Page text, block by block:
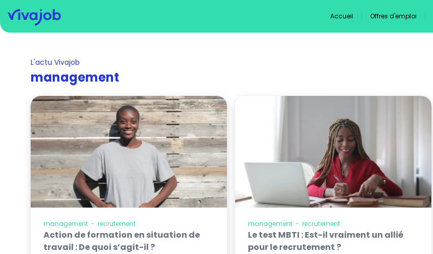
Accueil Offres d'emploi
L'actu Vivajob
management
management - recrutement
Action de formation en situation de
travail : De quoi s’agit-il ?
management - recrutement
Le test MBTI : Est-il vraiment un allié
pour le recrutement ?